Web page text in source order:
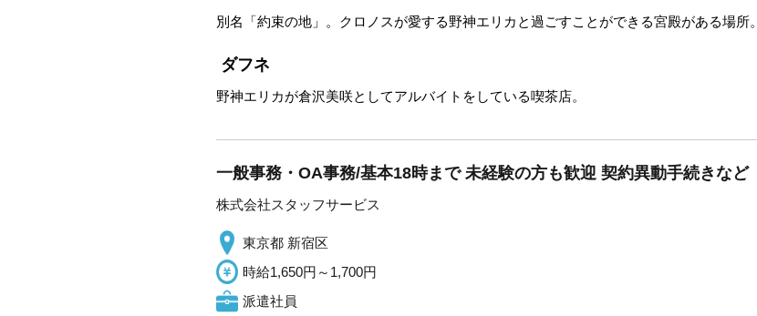
別名「約束の地」。クロノスが愛する野神エリカと過ごすことができる宮殿がある場所。
ダフネ
野神エリカが倉沢美咲としてアルバイトをしている喫茶店。
一般事務・OA事務/基本18時まで 未経験の方も歓迎 契約異動手続きなど
株式会社スタッフサービス
東京都 新宿区
時給1,650円～1,700円
派遣社員